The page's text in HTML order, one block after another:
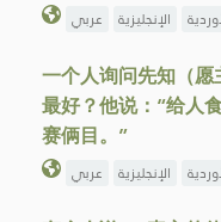
عربي الإنجليزية
一个人询问先知（
最好？他说：“给人
赛俩目。”
عربي الإنجليزية